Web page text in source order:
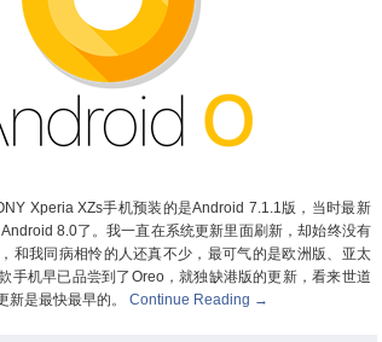
Xperia XZs手机预装的是Android 7.1.1版，当时最新
8.0了。我一直在系统更新里面刷新，却始终没有
和我同病相怜的人还真不少，最可气的是欧洲版、亚太
手机早已品尝到了Oreo，就独缺港版的更新，看来世道
新是最快最早的。
Continue Reading →